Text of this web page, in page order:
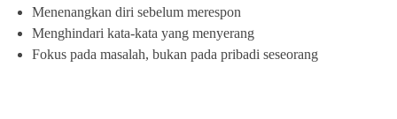
Menenangkan diri sebelum merespon
Menghindari kata-kata yang menyerang
Fokus pada masalah, bukan pada pribadi seseorang